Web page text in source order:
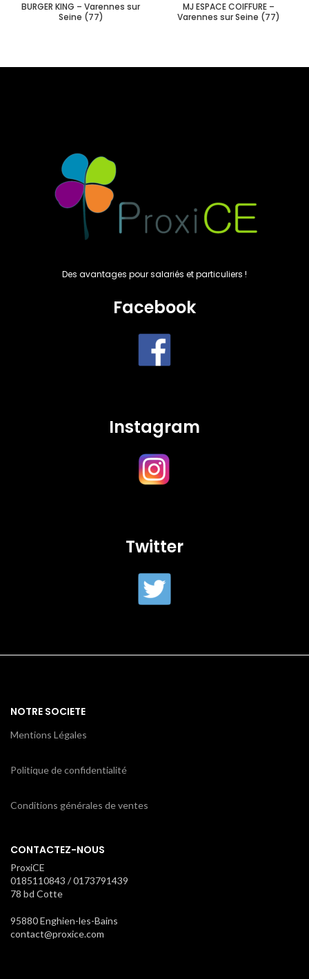
BURGER KING – Varennes sur
Seine (77)
MJ ESPACE COIFFURE –
Varennes sur Seine (77)
Des avantages pour salariés et particuliers !
Facebook
Instagram
Twitter
NOTRE SOCIETE
Mentions Légales
Politique de confidentialité
Conditions générales de ventes
CONTACTEZ-NOUS
ProxiCE
0185110843 / 0173791439
78 bd Cotte
95880 Enghien-les-Bains
contact@proxice.com